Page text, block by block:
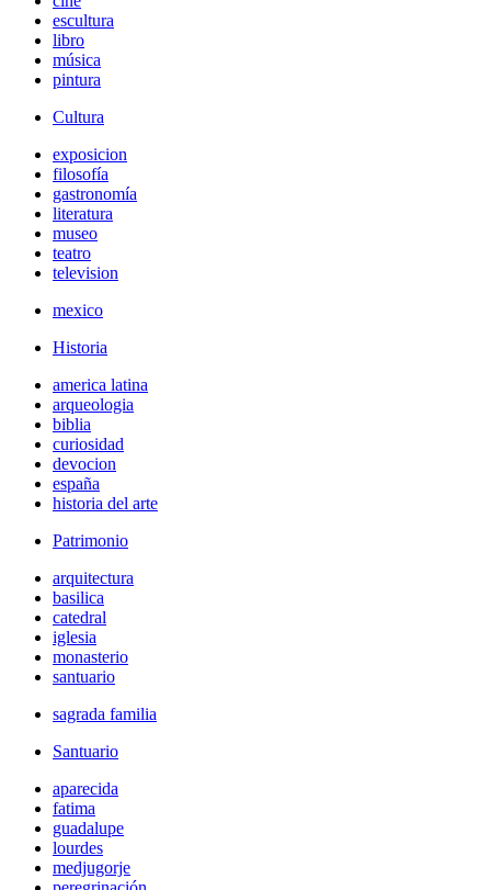
escultura
libro
música
pintura
Cultura
exposicion
filosofía
gastronomía
literatura
museo
teatro
television
mexico
Historia
america latina
arqueologia
biblia
curiosidad
devocion
españa
historia del arte
Patrimonio
arquitectura
basilica
catedral
iglesia
monasterio
santuario
sagrada familia
Santuario
aparecida
fatima
guadalupe
lourdes
medjugorje